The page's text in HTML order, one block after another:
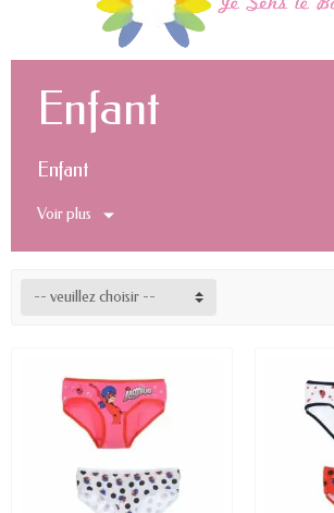
Enfant
Enfant
Voir plus
-- veuillez choisir --